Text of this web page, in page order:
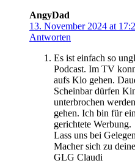
AngyDad
13. November 2024 at
Antworten
Es ist einfach so
Podcast. Im TV
aufs Klo gehen.
Scheinbar dürfen
unterbrochen
gehen. Ich bin für
gerichtete Werbung.
Lass uns bei
Macher sich zu
GLG Claudi